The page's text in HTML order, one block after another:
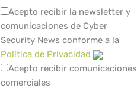
Acepto recibir la newsletter y
comunicaciones de Cyber
Security News conforme a la
Política de Privacidad
Acepto recibir comunicaciones
comerciales